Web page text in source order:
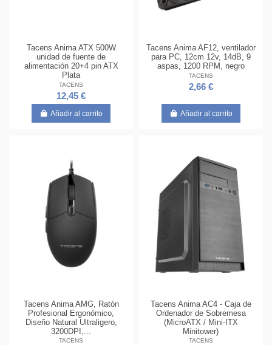
Tacens Anima ATX 500W
unidad de fuente de
alimentación 20+4 pin ATX
Plata
TACENS
12,45 €
Añadir al carrito
Tacens Anima AF12, ventilador
para PC, 12cm 12v, 14dB, 9
aspas, 1200 RPM, negro
TACENS
2,66 €
Añadir al carrito
Tacens Anima AMG, Ratón
Profesional Ergonómico,
Diseño Natural Ultraligero,
3200DPI,...
TACENS
Tacens Anima AC4 - Caja de
Ordenador de Sobremesa
(MicroATX / Mini-ITX
Minitower)
TACENS